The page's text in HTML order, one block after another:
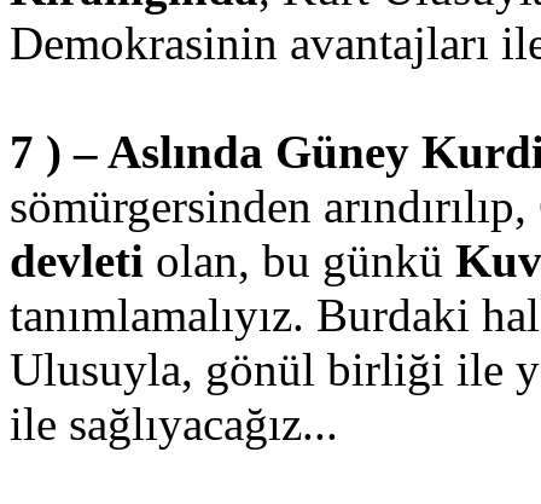
Demokrasinin avantajları
7 ) – Aslında Güney
sömürgersinden
devleti olan, bu günkü
tanımlamalıyız. Burdaki
Ulusuyla, gönül birliği ile
ile sağlıyacağız...